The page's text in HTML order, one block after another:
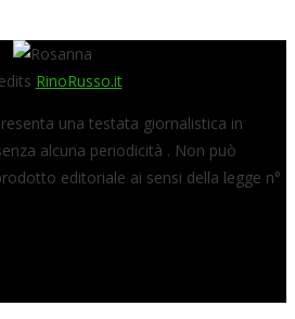
RinoRusso.it
una testata giornalistica in
alcuna periodicità . Non può
editoriale ai sensi della legge n°